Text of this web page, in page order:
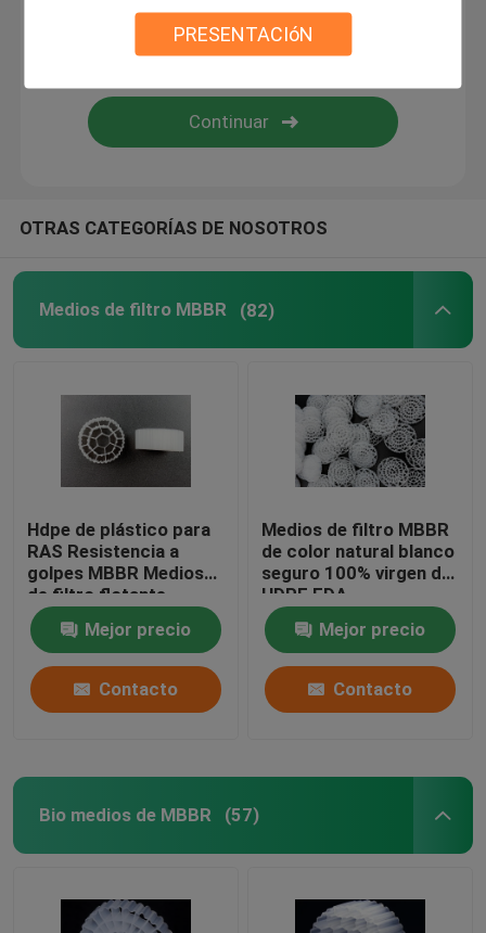
PRESENTACIóN
bio medios de filtro
Portador de MBBR
Medios de filtro de bloques biológicos
Pila de hoja del PVC
OTRAS CATEGORÍAS DE NOSOTROS
Medios de filtro MBBR (82)
Hdpe de plástico para
RAS Resistencia a
golpes MBBR Medios
de filtro flotante
Mejor precio
Contacto
Medios de filtro MBBR
de color natural blanco
seguro 100% virgen de
HDPE FDA
Mejor precio
Contacto
Bio medios de MBBR (57)